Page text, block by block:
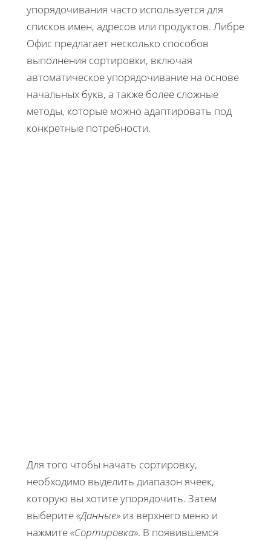
упорядочивания часто используется для
списков имен, адресов или продуктов. Либре
Офис предлагает несколько способов
выполнения сортировки, включая
автоматическое упорядочивание на основе
начальных букв, а также более сложные
методы, которые можно адаптировать под
конкретные потребности.
Для того чтобы начать сортировку,
необходимо выделить диапазон ячеек,
которую вы хотите упорядочить. Затем
выберите«Данные» из верхнего меню и
нажмите«Сортировка». В появившемся